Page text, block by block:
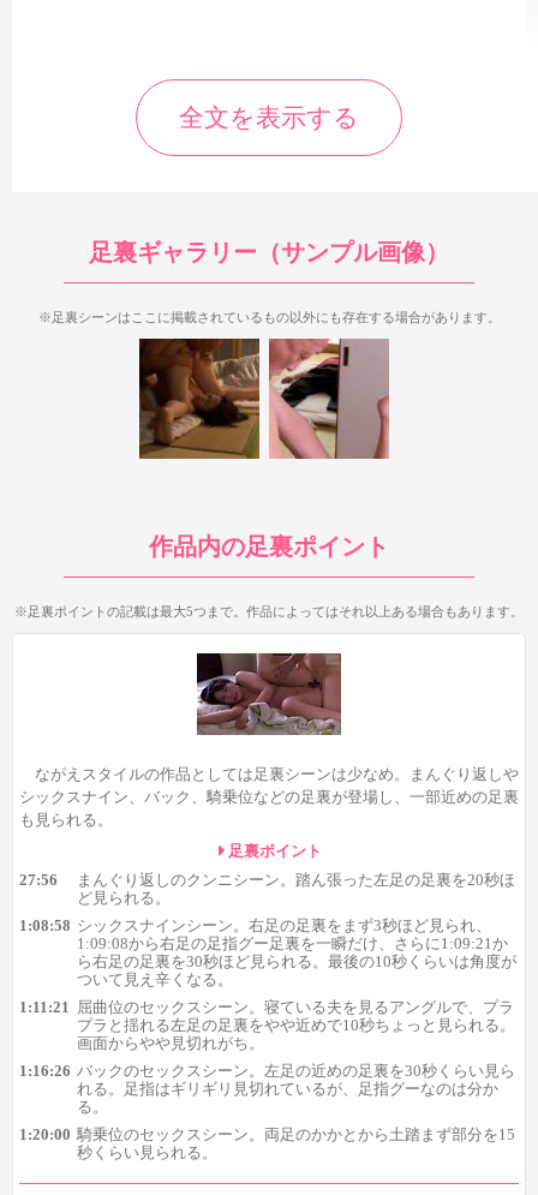
なら見る価値はあるかもしれませんね。
足裏が登場。踏ん張った左足の足裏を20秒ほど見ることができま
す。足裏全体が見られませんが、足裏の見え具合は良いシーンで
少し前の正常位で犯されるシーンでもチラチラと足裏が見える
のですが、薄暗かったり見え具合が悪かったりで見応えはありま
そこから一気に飛んで、次は1:08:58辺りのシックスナインシー
見応えがあるのは1:09:21から。右足の足裏を30秒ほどとまとまっ
た時間見られ、最初の20秒くらいは足裏全体の見え具合も良いの
で見応えありです。
最後の10秒くらいは残念ながら足裏に角度がついてしまうの
で、見え具合がやや悪くなってしまうのがちょっと残念。
1:11:21では屈曲位のセックス中に、眠っている夫を映すアング
全文を表示する
足裏ギャラリー（サンプル画像）
※足裏シーンはここに掲載されているもの以外にも存在する場合があります。
作品内の足裏ポイント
※足裏ポイントの記載は最大5つまで。作品によってはそれ以上ある場合もあります。
ながえスタイルの作品としては足裏シーンは少なめ。まんぐり返しや
シックスナイン、バック、騎乗位などの足裏が登場し、一部近めの足裏
も見られる。
足裏ポイント
27:56
まんぐり返しのクンニシーン。踏ん張った左足の足裏を20秒ほ
ど見られる。
1:08:58 シックスナインシーン。右足の足裏をまず3秒ほど見られ、
1:09:08から右足の足指グー足裏を一瞬だけ、さらに1:09:21か
ら右足の足裏を30秒ほど見られる。最後の10秒くらいは角度が
ついて見え辛くなる。
1:11:21 屈曲位のセックスシーン。寝ている夫を見るアングルで、プラ
プラと揺れる左足の足裏をやや近めで10秒ちょっと見られる。
画面からやや見切れがち。
1:16:26 バックのセックスシーン。左足の近めの足裏を30秒くらい見ら
れる。足指はギリギリ見切れているが、足指グーなのは分か
る。
1:20:00 騎乗位のセックスシーン。両足のかかとから土踏まず部分を15
秒くらい見られる。